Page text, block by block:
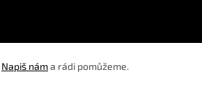
Napiš náma rádi pomůžeme.